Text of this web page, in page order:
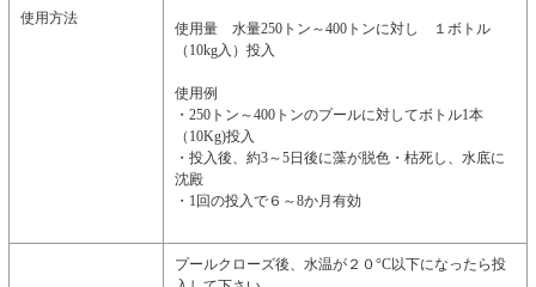
使用方法
使用量 水量250トン～400トンに対し １ボトル
（10kg入）投入
使用例
・250トン～400トンのプールに対してボトル1本
（10Kg)投入
・投入後、約3～5日後に藻が脱色・枯死し、水底に
沈殿
・1回の投入で６～8か月有効
プールクローズ後、水温が２０°C以下になったら投